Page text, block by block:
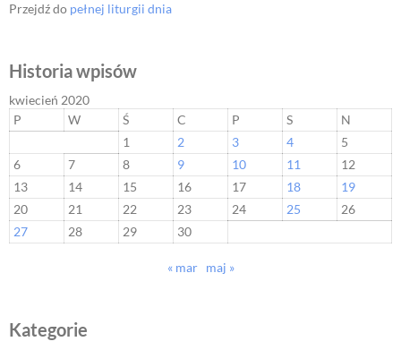
Przejdź do pełnej liturgii dnia
Historia wpisów
kwiecień 2020
P
W Ś C P S
N
1
2 3 4
5
6
7 8 9 10 11
12
13
14 15 16 17 18
19
20
21 22 23 24 25
26
27
28 29 30
« mar maj »
Kategorie